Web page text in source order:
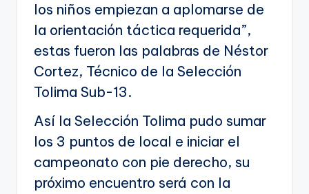
los niños empiezan a aplomarse de
la orientación táctica requerida”,
estas fueron las palabras de Néstor
Cortez, Técnico de la Selección
Tolima Sub-13.
Así la Selección Tolima pudo sumar
los 3 puntos de local e iniciar el
campeonato con pie derecho, su
próximo encuentro será con la